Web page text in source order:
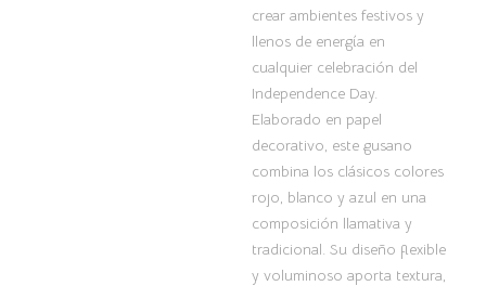
crear ambientes festivos y
llenos de energía en
cualquier celebración del
Independence Day.
Elaborado en papel
decorativo, este gusano
combina los clásicos colores
rojo, blanco y azul en una
composición llamativa y
tradicional. Su diseño flexible
y voluminoso aporta textura,